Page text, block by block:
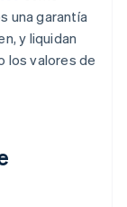
una garantía
y liquidan
los valores de